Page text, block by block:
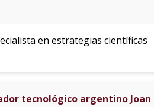
en estrategias científicas
tecnológico argentino Joan